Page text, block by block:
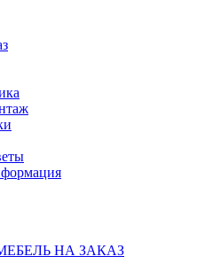
НА ЗАКАЗ